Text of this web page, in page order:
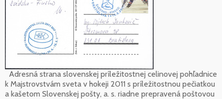
Adresná strana slovenskej príležitostnej celinovej pohľadnice
k Majstrovstvám sveta v hokeji 2011 s príležitostnou pečiatkou
a kašetom Slovenskej pošty, a. s. riadne prepravená poštovou